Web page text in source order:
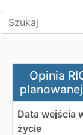
Wpisz tekst do
Opinia RIO -
Opinia
Data wejścia
życie